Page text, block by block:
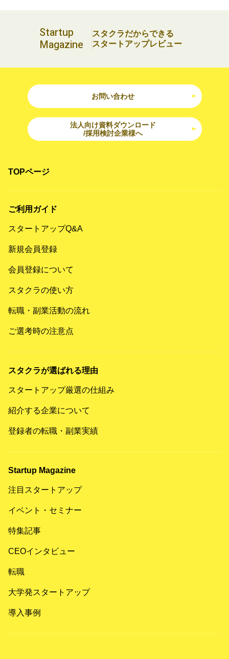
Startup
Magazine
スタクラだからできる
スタートアップレビュー
お問い合わせ
法人向け資料ダウンロード
/採用検討企業様へ
TOPページ
ご利用ガイド
スタートアップQ&A
新規会員登録
会員登録について
スタクラの使い方
転職・副業活動の流れ
ご選考時の注意点
スタクラが選ばれる理由
スタートアップ厳選の仕組み
紹介する企業について
登録者の転職・副業実績
Startup Magazine
注目スタートアップ
イベント・セミナー
特集記事
CEOインタビュー
転職
大学発スタートアップ
導入事例